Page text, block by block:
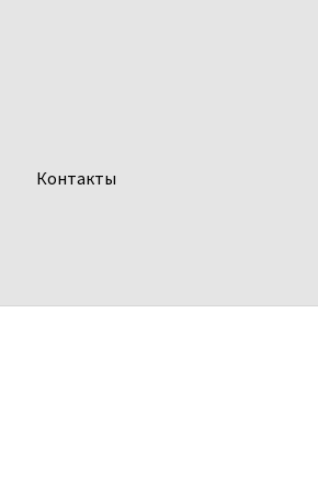
Контакты